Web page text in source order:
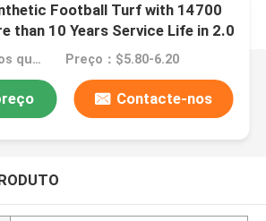
Football Turf with 14700
than 10 Years Service Life in 2.0
MOQ：1000 metros quadrados Preço：$5.80-6.20
Contacte-nos